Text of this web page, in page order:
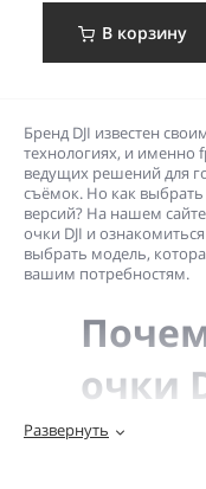
В корзину
Бренд DJI известен
технологиях, и именно
ведущих решений для
съёмок. Но как
версий? На нашем
очки DJI и
выбрать модель,
вашим потребностям.
очки
Высокое
Развернуть